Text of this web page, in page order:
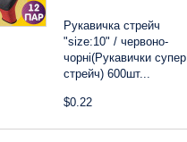
Рукавичка стрейч
"size:10" / червоно-
чорні(Рукавички супер
стрейч) 600шт...
$0.22